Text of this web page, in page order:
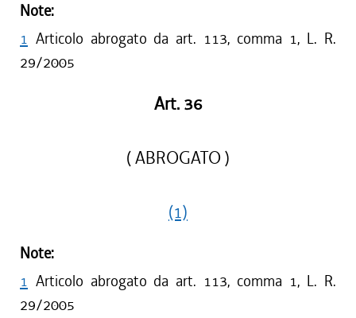
Note:
1 Articolo abrogato da art. 113, comma 1, L. R.
29/2005
Art. 36
( ABROGATO )
(1)
Note:
1 Articolo abrogato da art. 113, comma 1, L. R.
29/2005